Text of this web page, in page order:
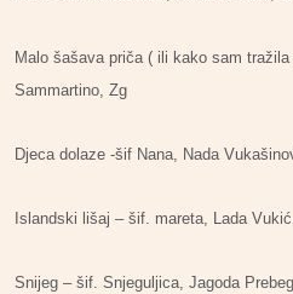
Malo šašava priča ( ili kako sam
Sammartino, Zg
Djeca dolaze -šif Nana, Nada
Islandski lišaj – šif. mareta, Lada
Snijeg – šif. Snjeguljica, Jagoda